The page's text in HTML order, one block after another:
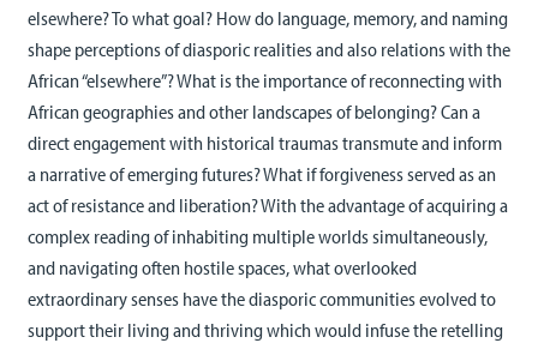
elsewhere? To what goal? How do language, memory, and naming
shape perceptions of diasporic realities and also relations with the
African “elsewhere”? What is the importance of reconnecting with
African geographies and other landscapes of belonging? Can a
direct engagement with historical traumas transmute and inform
a narrative of emerging futures? What if forgiveness served as an
act of resistance and liberation? With the advantage of acquiring a
complex reading of inhabiting multiple worlds simultaneously,
and navigating often hostile spaces, what overlooked
extraordinary senses have the diasporic communities evolved to
support their living and thriving which would infuse the retelling